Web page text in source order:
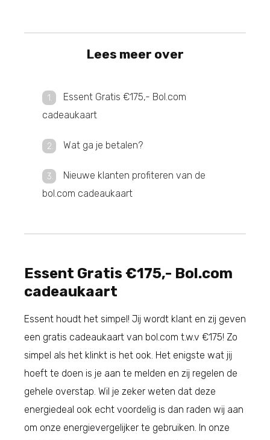
Lees meer over
Essent Gratis €175,- Bol.com
cadeaukaart
Wat ga je betalen?
Nieuwe klanten profiteren van de
bol.com cadeaukaart
Essent Gratis €175,- Bol.com
cadeaukaart
Essent houdt het simpel! Jij wordt klant en zij geven
een gratis cadeaukaart van bol.com t.w.v €175! Zo
simpel als het klinkt is het ook. Het enigste wat jij
hoeft te doen is je aan te melden en zij regelen de
gehele overstap. Wil je zeker weten dat deze
energiedeal ook echt voordelig is dan raden wij aan
om onze energievergelijker te gebruiken. In onze